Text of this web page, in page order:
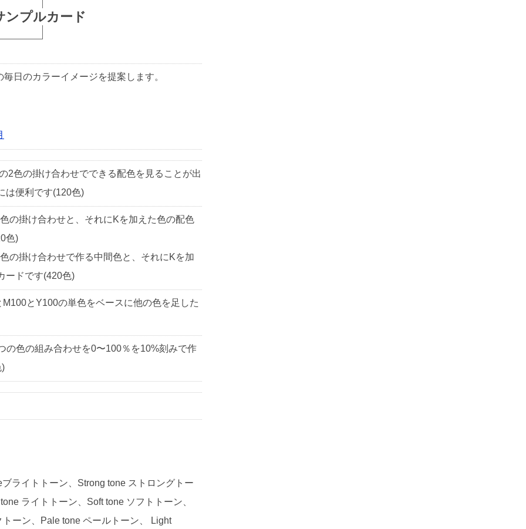
ンプルカード
毎日のカラーイメージを提案します。
2色の掛け合わせでできる配色を見ることが出
は便利です(120色)
色の掛け合わせと、それにKを加えた色の配色
色)
色の掛け合わせで作る中間色と、それにKを加
ードです(420色)
M100とY100の単色をベースに他の色を足した
の色の組み合わせを0〜100％を10%刻みで作
)
ライトトーン、Strong tone ストロングトー
ライトトーン、Soft tone ソフトトーン、
ーン、Pale tone ペールトーン、 Light